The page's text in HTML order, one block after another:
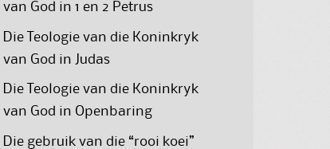
van God in 1 en 2 Petrus
Die Teologie van die Koninkryk
van God in Judas
Die Teologie van die Koninkryk
van God in Openbaring
Die gebruik van die “rooi koei”